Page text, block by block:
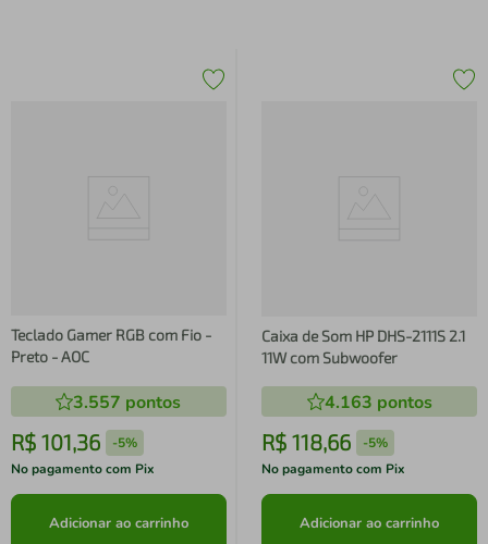
Teclado Gamer RGB com Fio -
Preto - AOC
3.557 pontos
R$ 101,36 -5%
No pagamento com Pix
Adicionar ao carrinho
Caixa de Som HP DHS-2111S 2.1
11W com Subwoofer
4.163 pontos
R$ 118,66 -5%
No pagamento com Pix
Adicionar ao carrinho